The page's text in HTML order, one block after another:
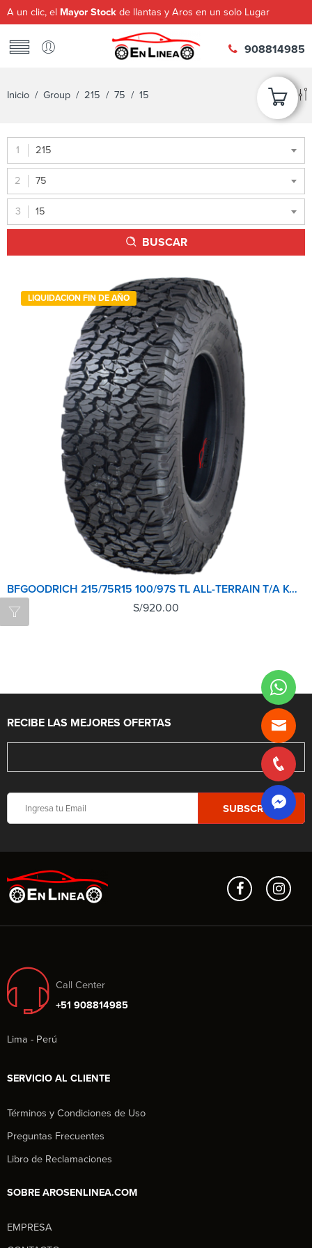
A un clic, el Mayor Stock de llantas y Aros en un solo Lugar
908814985
Inicio / Group / 215 / 75 / 15
215
75
15
BUSCAR
LIQUIDACION FIN DE AÑO
BFGOODRICH 215/75R15 100/97S TL ALL-TERRAIN T/A KO2 LRC RBLGO
S/920.00
RECIBE LAS MEJORES OFERTAS
Call Center
+51 908814985
Lima - Perú
SERVICIO AL CLIENTE
Términos y Condiciones de Uso
Preguntas Frecuentes
Libro de Reclamaciones
SOBRE AROSENLINEA.COM
EMPRESA